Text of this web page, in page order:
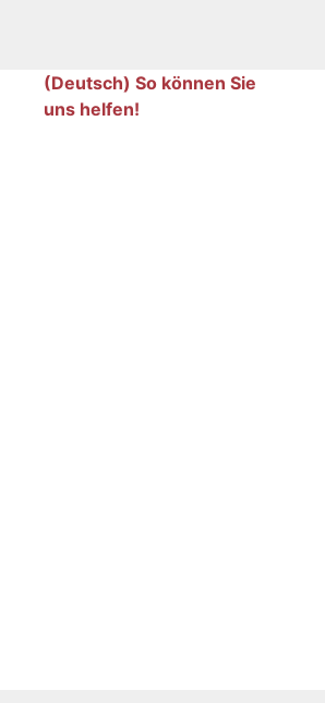
(Deutsch) So können Sie
uns helfen!